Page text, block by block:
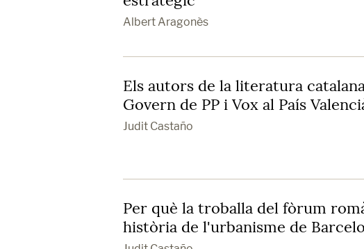
Albert Aragonès
Els autors de la literatura
Govern de PP i Vox al País
Judit Castaño
Per què la troballa del fòrum
història de l'urbanisme de